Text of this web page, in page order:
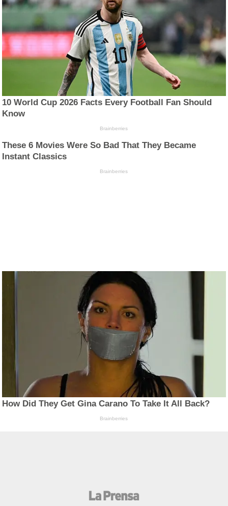
10 World Cup 2026 Facts Every Football Fan Should
Know
Brainberries
These 6 Movies Were So Bad That They Became
Instant Classics
Brainberries
How Did They Get Gina Carano To Take It All Back?
Brainberries